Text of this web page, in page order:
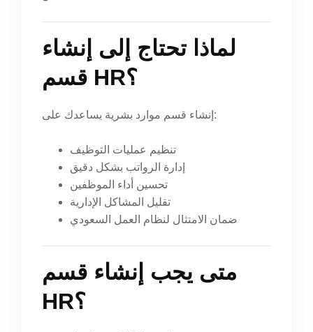
لماذا تحتاج إلى إنشاء
قسم HR؟
إنشاء قسم موارد بشرية يساعدك على:
تنظيم عمليات التوظيف
إدارة الرواتب بشكل دقيق
تحسين أداء الموظفين
تقليل المشاكل الإدارية
ضمان الامتثال لنظام العمل السعودي
متى يجب إنشاء قسم
HR؟